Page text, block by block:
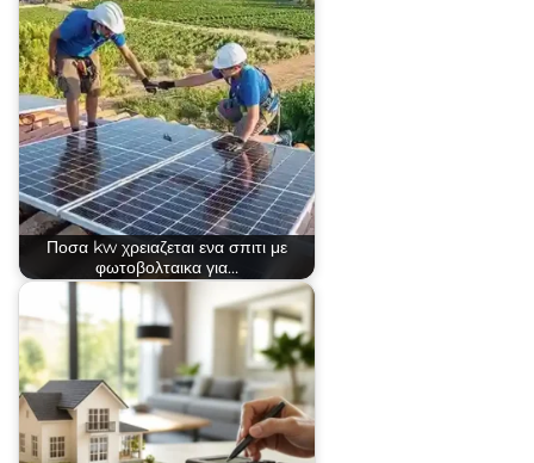
Ποσα kw χρειαζεται ενα σπιτι με
φωτοβολταικα για…